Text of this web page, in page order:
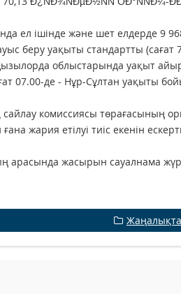
ел ішінде және шет елдерде 9
беру уақыты стандартты
облыстарында уақыт
07.00-де - Нұр-Сұлтан уақыты
комиссиясы төрағасының
жария етілуі тиіс екенін
жасырын сауалнама